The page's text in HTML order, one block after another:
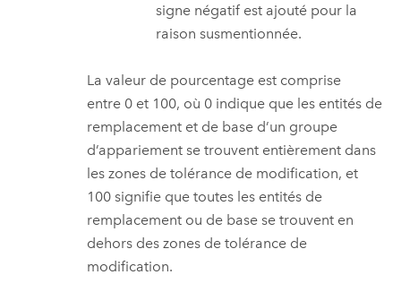
signe négatif est ajouté pour la
raison susmentionnée.
La valeur de pourcentage est comprise
entre 0 et 100, où 0 indique que les entités de
remplacement et de base d’un groupe
d’appariement se trouvent entièrement dans
les zones de tolérance de modification, et
100 signifie que toutes les entités de
remplacement ou de base se trouvent en
dehors des zones de tolérance de
modification.